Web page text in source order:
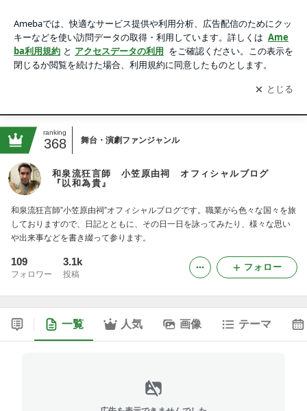
貴』
アプリをダウンロードして ブログの更新通知
を受け取りまし
ょう。
開く
ranking
368 舞台・演劇ファンジャンル
和泉流狂言師 小笠原由祠 オフィシャルブログ
『以和為貴』
和泉流狂言師”小笠原由祠”オフィシャルブログです。職業がら色々な国々を旅
しておりますので、日記とともに、その日一日を詠ってみたり、様々な思い
や出来事などを書き綴って参ります。
109
フォロワー
3.1k
投稿
フォロー
一覧 人気 画像 テーマ